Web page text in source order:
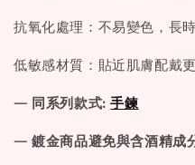
抗氧化處理：不易變色，長
低敏感材質：貼近肌膚配戴
— 同系列款式:手鍊
— 鍍金商品避免與含酒精成